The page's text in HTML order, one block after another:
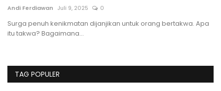
Portal Islam Februari 17, 2025
Apakah harus menegur orang yang makan di siang hari
Ramadhan? Ketahui hukum Islam...
TAG POPULER